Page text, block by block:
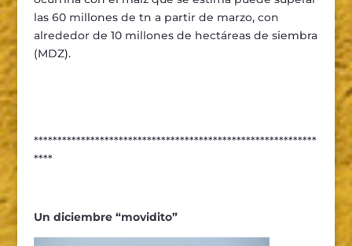
las 60 millones de tn a partir de marzo, con
alrededor de 10 millones de hectáreas de siembra
(MDZ).
************************************************************
****
Un diciembre “movidito”